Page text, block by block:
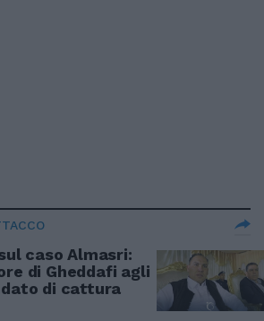
caso Almasri:
di Gheddafi agli
di cattura